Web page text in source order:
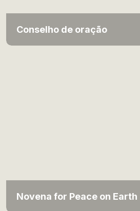
Conselho de oração
Novena for Peace on Earth